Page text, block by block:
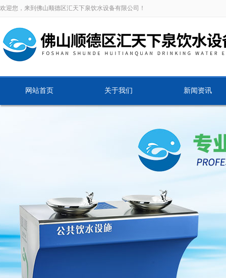
欢迎您，来到佛山顺德区汇天下泉饮水设备有限公司！
网站首页 关于我们 新闻资讯